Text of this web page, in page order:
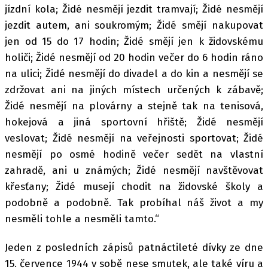
jízdní kola; Židé nesmějí jezdit tramvají; Židé nesmějí
jezdit autem, ani soukromým; Židé smějí nakupovat
jen od 15 do 17 hodin; Židé smějí jen k židovskému
holiči; Židé nesmějí od 20 hodin večer do 6 hodin ráno
na ulici; Židé nesmějí do divadel a do kin a nesmějí se
zdržovat ani na jiných místech určených k zábavě;
Židé nesmějí na plovárny a stejně tak na tenisová,
hokejová a jiná sportovní hřiště; Židé nesmějí
veslovat; Židé nesmějí na veřejnosti sportovat; Židé
nesmějí po osmé hodině večer sedět na vlastní
zahradě, ani u známých; Židé nesmějí navštěvovat
křesťany; Židé musejí chodit na židovské školy a
podobně a podobně. Tak probíhal náš život a my
nesměli tohle a nesměli tamto.“
Jeden z posledních zápisů patnáctileté dívky ze dne
15. července 1944 v sobě nese smutek, ale také víru a